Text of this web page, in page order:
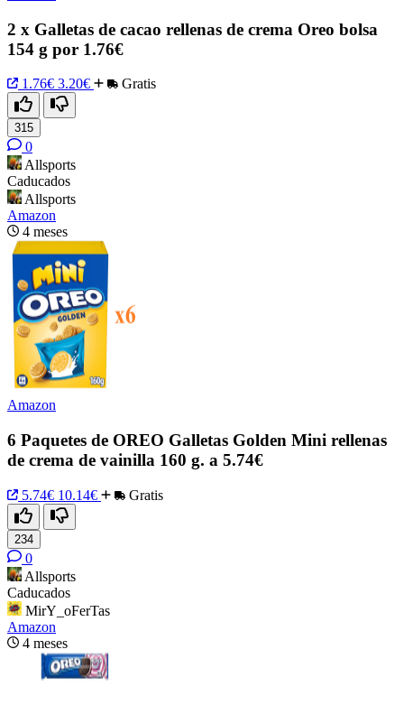
2 x Galletas de cacao rellenas de crema Oreo bolsa
154 g por 1.76€
1.76€ 3.20€ Gratis
315
0
Allsports
Caducados
Allsports
Amazon
4 meses
Amazon
6 Paquetes de OREO Galletas Golden Mini rellenas
de crema de vainilla 160 g. a 5.74€
5.74€ 10.14€ Gratis
234
0
Allsports
Caducados
MirY_oFerTas
Amazon
4 meses